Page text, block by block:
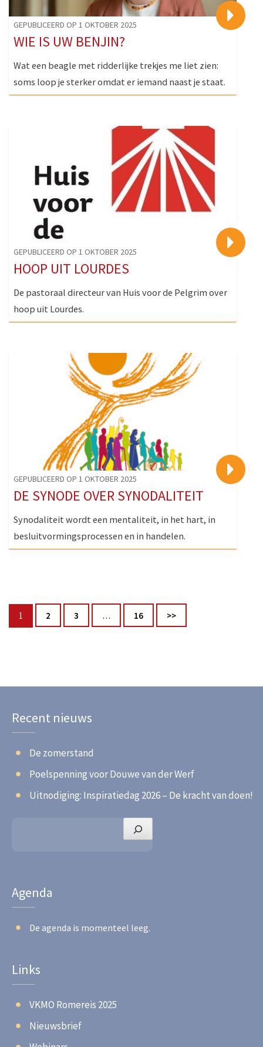
GEPUBLICEERD OP 1 OKTOBER 2025
WIE IS UW BENJIN?
Wat een beagle met ridderlijke trekjes me liet zien:
soms loop je sterker omdat er iemand naast je staat.
GEPUBLICEERD OP 1 OKTOBER 2025
HOOP UIT LOURDES
De pastoraal directeur van Huis voor de Pelgrim over
hoop uit Lourdes.
GEPUBLICEERD OP 1 OKTOBER 2025
DE SYNODE OVER SYNODALITEIT
Synodaliteit wordt een mentaliteit, in het hart, in
besluitvormingsprocessen en in handelen.
Berichten
paginering
Pagina
1 Pagina
2 Pagina
3 … Pagina
16 >>
Recent nieuws
De zomerstand
Poelspenning voor Douwe van der Werf
Uitnodiging: Inspiratiedag 2026 – De kracht van doen!
Agenda
De agenda is momenteel leeg.
Links
VKMO Romereis 2025
Nieuwsbrief